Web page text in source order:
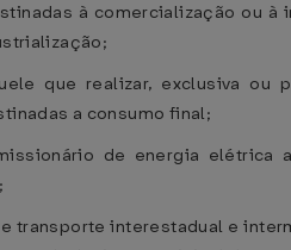
à comercialização ou à
que realizar, exclusiva ou
a consumo final;
de energia elétrica
transporte interestadual e